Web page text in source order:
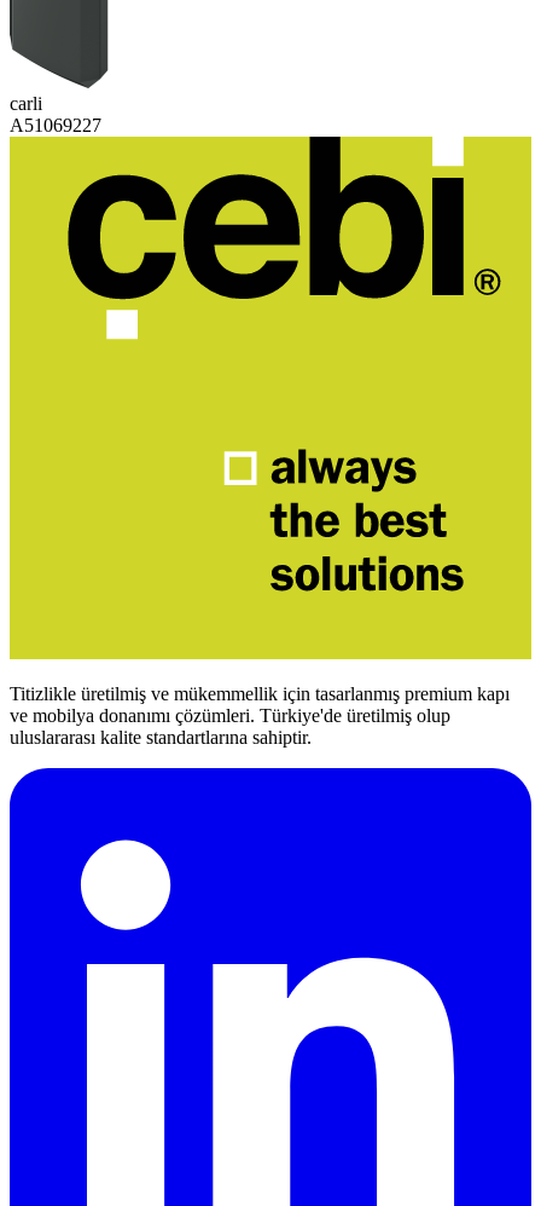
carli
A51069227
Titizlikle üretilmiş ve mükemmellik için tasarlanmış premium kapı
ve mobilya donanımı çözümleri. Türkiye'de üretilmiş olup
uluslararası kalite standartlarına sahiptir.